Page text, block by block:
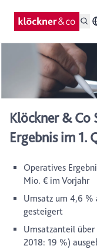
Klöckner & Co
Ergebnis im 1.
Operatives
Mio. € im Vorjahr
Umsatz um 4,6 %
gesteigert
Umsatzanteil
2018: 19 %)